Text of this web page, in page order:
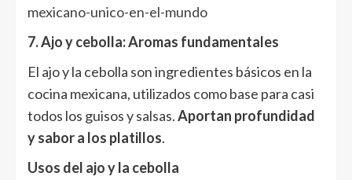
mexicano-unico-en-el-mundo
7. Ajo y cebolla: Aromas fundamentales
El ajo y la cebolla son ingredientes básicos en la
cocina mexicana, utilizados como base para casi
todos los guisos y salsas.Aportan profundidad
y sabor a los platillos.
Usos del ajo y la cebolla